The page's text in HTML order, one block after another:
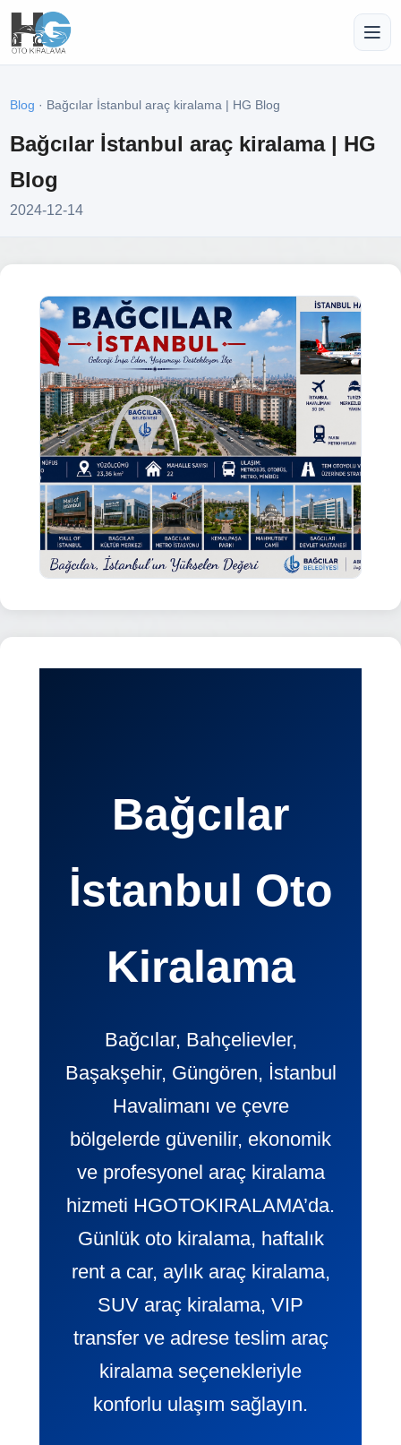
Blog · Bağcılar İstanbul araç kiralama | HG Blog
Bağcılar İstanbul araç kiralama | HG
Blog
2024-12-14
Bağcılar
İstanbul Oto
Kiralama
Bağcılar, Bahçelievler,
Başakşehir, Güngören, İstanbul
Havalimanı ve çevre
bölgelerde güvenilir, ekonomik
ve profesyonel araç kiralama
hizmeti HGOTOKIRALAMA’da.
Günlük oto kiralama, haftalık
rent a car, aylık araç kiralama,
SUV araç kiralama, VIP
transfer ve adrese teslim araç
kiralama seçenekleriyle
konforlu ulaşım sağlayın.